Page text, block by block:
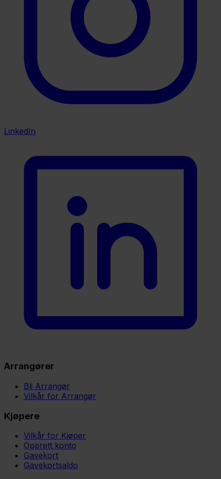
LinkedIn
Arrangører
Bli Arrangør
Vilkår for Arrangør
Kjøpere
Vilkår for Kjøper
Opprett konto
Gavekort
Gavekortsaldo